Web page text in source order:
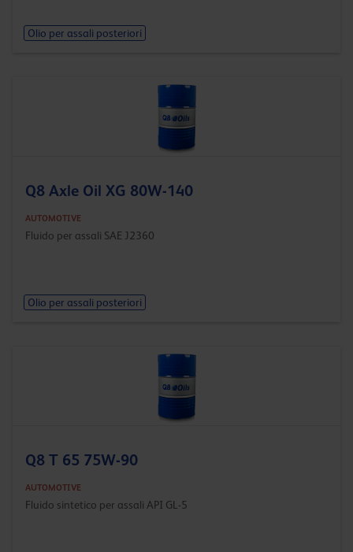
Olio per assali posteriori
Q8 Axle Oil XG 80W-140
AUTOMOTIVE
Fluido per assali SAE J2360
Olio per assali posteriori
Q8 T 65 75W-90
AUTOMOTIVE
Fluido sintetico per assali API GL-5